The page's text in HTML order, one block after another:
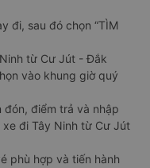
đi, sau đó chọn “TÌM
từ Cư Jút - Đắk
vào khung giờ quý
điểm trả và nhập
đi Tây Ninh từ Cư Jút
phù hợp và tiến hành